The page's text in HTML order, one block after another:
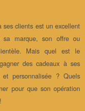
ses clients est un excellent
sa marque, son offre ou
Mais quel est le
des cadeaux à ses
personnalisée ? Quels
pour que son opération